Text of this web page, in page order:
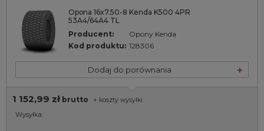
Opona 16x7.50-8 Kenda K500 4PR
53A4/64A4 TL
Producent:
Opony Kenda
Kod produktu: 128306
Dodaj do porównania
1 152,99 zł brutto + koszty wysyłki
Wysyłka: